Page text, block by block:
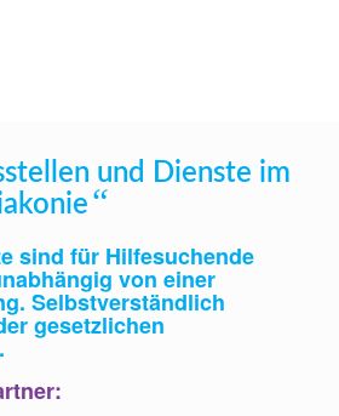
und Dienste im
“
sind für Hilfesuchende
von einer
Selbstverständlich
gesetzlichen